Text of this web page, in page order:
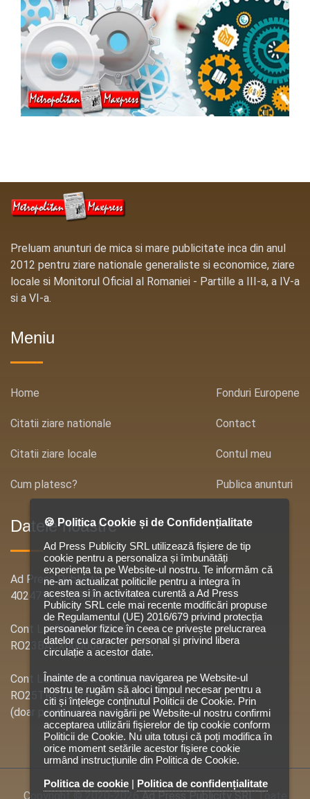
Preluam anunturi de mica si mare publicitate inca din anul
2012 pentru ziare nationale generaliste si economice, ziare
locale si Monitorul Oficial al Romaniei - Partille a III-a, a IV-a
si a VI-a.
Meniu
Home
Citatii ziare nationale
Citatii ziare locale
Cum platesc?
Fonduri Europene
Contact
Contul meu
Publica anunturi
Datele noastre
Ad Press Publicity
40247191, J28/304/2019
Cont Lei (Unicredit Bank):
RO23BACX0000001772135001
Cont Lei (Trezoreria Caracal):
RO25TREZ5075069XXX005570
(doar pentru institutiile statului)
Copyright © 2020-2026
🍪 Politica Cookie și de Confidențialitate
Ad Press Publicity SRL utilizează fişiere de tip
cookie pentru a personaliza și îmbunătăți
experiența ta pe Website-ul nostru. Te informăm că
ne-am actualizat politicile pentru a integra în
acestea si în activitatea curentă a Ad Press
Publicity SRL cele mai recente modificări propuse
de Regulamentul (UE) 2016/679 privind protecția
persoanelor fizice în ceea ce privește prelucrarea
datelor cu caracter personal și privind libera
circulație a acestor date.
Înainte de a continua navigarea pe Website-ul
nostru te rugăm să aloci timpul necesar pentru a
citi și înțelege conținutul Politicii de Cookie. Prin
continuarea navigării pe Website-ul nostru confirmi
acceptarea utilizării fişierelor de tip cookie conform
Politicii de Cookie. Nu uita totuși că poți modifica în
orice moment setările acestor fişiere cookie
urmând instrucțiunile din Politica de Cookie.
Politica de cookie | Politica de confidențialitate